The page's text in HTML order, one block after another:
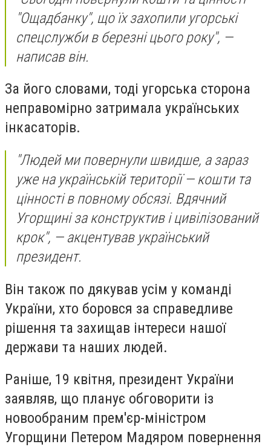
"Ощадбанку", що їх захопили угорські
спецслужби в березні цього року", —
написав він.
За його словами, тоді угорська сторона
неправомірно затримала українських
інкасаторів.
"Людей ми повернули швидше, а зараз
уже на українській території — кошти та
цінності в повному обсязі. Вдячний
Угорщині за конструктив і цивілізований
крок", — акцентував український
президент.
Він також по дякував усім у команді
України, хто боровся за справедливе
рішення та захищав інтереси нашої
держави та наших людей.
Раніше, 19 квітня, президент України
заявляв, що планує обговорити із
новообраним прем'єр-міністром
Угорщини Петером Мадяром повернення